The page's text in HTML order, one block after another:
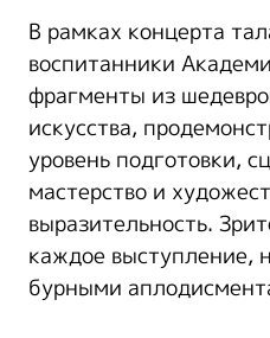
В рамках концерта
воспитанники
фрагменты из
искусства,
уровень подготовки,
мастерство и
выразительность.
каждое выступление,
бурными